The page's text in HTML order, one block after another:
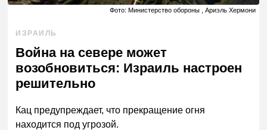
Фото: Министерство обороны , Ариэль Хермони
ИЗРАИЛЬ
Война на севере может
возобновиться: Израиль настроен
решительно
Кац предупреждает, что прекращение огня
находится под угрозой.